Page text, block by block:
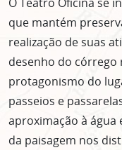
que mantém
realização de suas
desenho do córrego
protagonismo do
passeios e
aproximação à água
da paisagem nos